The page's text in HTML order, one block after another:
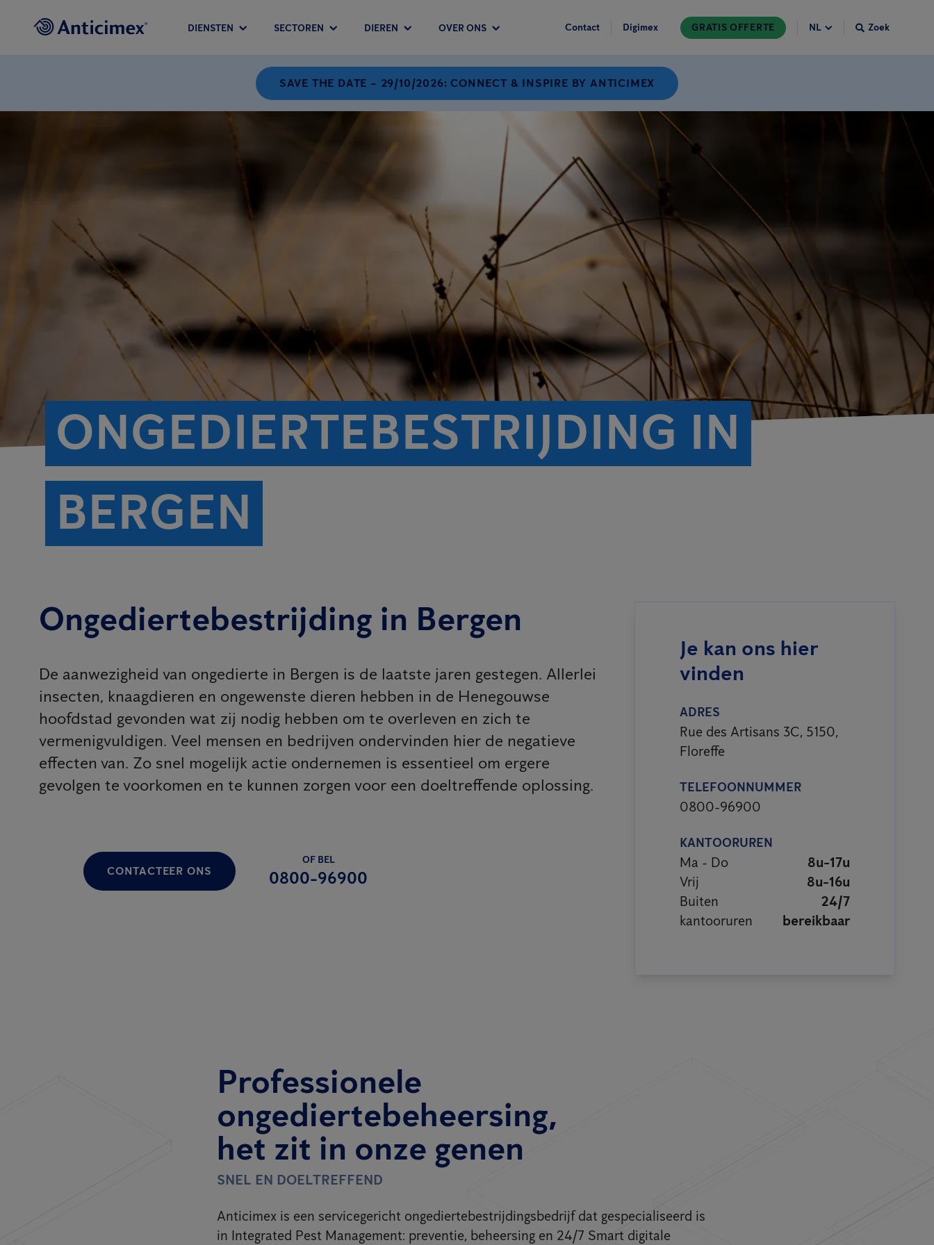
DIENSTEN SECTOREN DIEREN OVER ONS Contact Digimex GRATIS OFFERTE Zoek
SAVE THE DATE – 29/10/2026: CONNECT & INSPIRE BY ANTICIMEX
ONGEDIERTEBESTRIJDING IN
BERGEN
Ongediertebestrijding in Bergen
De aanwezigheid van ongedierte in Bergen is de laatste jaren gestegen. Allerlei
insecten, knaagdieren en ongewenste dieren hebben in de Henegouwse
hoofdstad gevonden wat zij nodig hebben om te overleven en zich te
vermenigvuldigen. Veel mensen en bedrijven ondervinden hier de negatieve
effecten van. Zo snel mogelijk actie ondernemen is essentieel om ergere
gevolgen te voorkomen en te kunnen zorgen voor een doeltreffende oplossing.
CONTACTEER ONS
OF BEL
0800-96900
Je kan ons hier
vinden
ADRES
Rue des Artisans 3C, 5150,
Floreffe
TELEFOONNUMMER
0800-96900
KANTOORUREN
Ma - Do
8u-17u
Vrij
8u-16u
Buiten
24/7
kantooruren
bereikbaar
Professionele
ongediertebeheersing,
het zit in onze genen
SNEL EN DOELTREFFEND
Anticimex is een servicegericht ongediertebestrijdingsbedrijf dat gespecialiseerd is
in Integrated Pest Management: preventie, beheersing en 24/7 Smart digitale